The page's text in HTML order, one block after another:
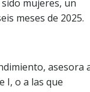
mujeres, un
meses de 2025.
asesora
I, o a las que